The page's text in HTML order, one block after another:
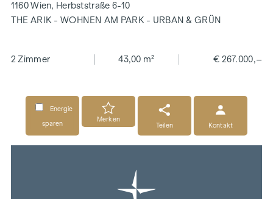
1160 Wien, Herbststraße 6-10
THE ARIK - WOHNEN AM PARK - URBAN & GRÜN
2 Zimmer 43,00 m² € 267.000,–
Energie
sparen
Merken
Teilen
Kontakt